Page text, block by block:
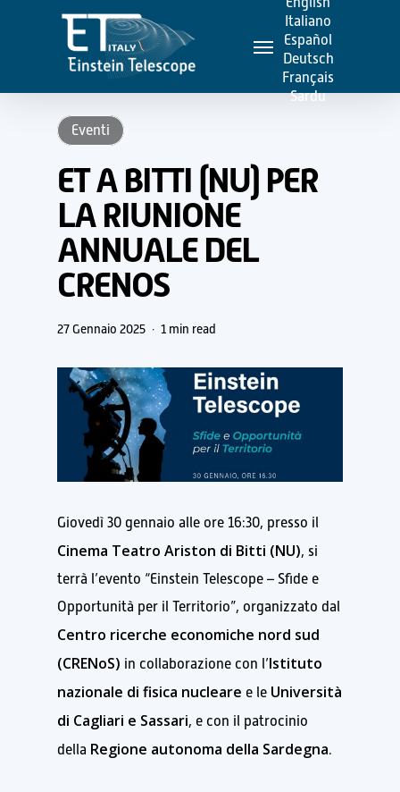
content
Menu
Italiano
Español
Deutsch
Français
Sardu
Eventi
ET A BITTI (NU) PER
LA RIUNIONE
ANNUALE DEL
CRENOS
27 Gennaio 2025 1 min read
Giovedì 30 gennaio alle ore 16:30, presso il
Cinema Teatro Ariston di Bitti (NU), si
terrà l’evento “Einstein Telescope – Sfide e
Opportunità per il Territorio”, organizzato dal
Centro ricerche economiche nord sud
(CRENoS) in collaborazione con l’Istituto
nazionale di fisica nucleare e le Università
di Cagliari e Sassari, e con il patrocinio
della Regione autonoma della Sardegna.